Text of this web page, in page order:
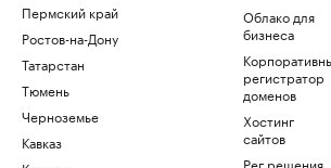
Пермский край
Ростов-на-Дону
Татарстан
Тюмень
Черноземье
Кавказ
Облако для
бизнеса
регистратор
доменов
Хостинг
сайтов
Рег.решения